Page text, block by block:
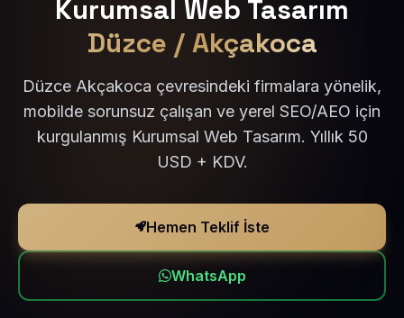
Kurumsal Web Tasarım
Düzce / Akçakoca
Düzce Akçakoca çevresindeki firmalara yönelik,
mobilde sorunsuz çalışan ve yerel SEO/AEO için
kurgulanmış Kurumsal Web Tasarım. Yıllık 50
USD + KDV.
Hemen Teklif İste
WhatsApp